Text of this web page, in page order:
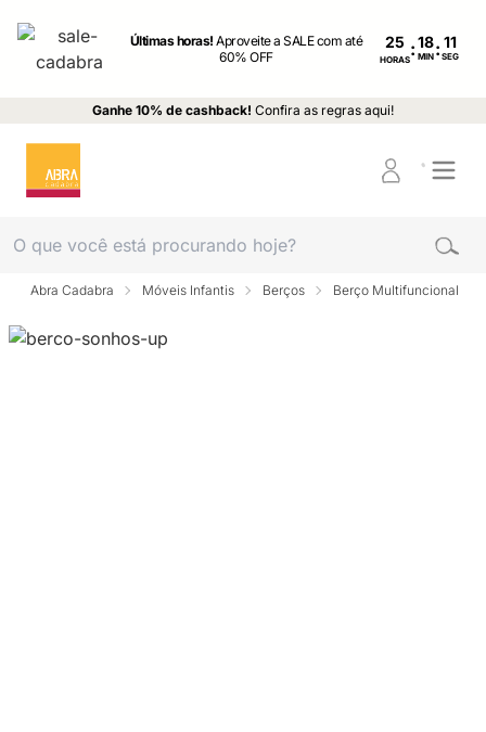
Últimas horas!Aproveite a SALE com até
60% OFF
25
HORAS: MIN : SEG
Ganhe 10% de cashback! Confira as regras aqui!
Abra Cadabra Móveis Infantis Berços Berço Multifuncional